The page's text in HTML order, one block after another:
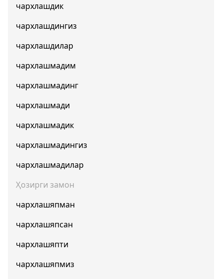
чархлашдик
чархлашдингиз
чархлашдилар
чархлашмадим
чархлашмадинг
чархлашмади
чархлашмадик
чархлашмадингиз
чархлашмадилар
Ҳозирги замон
чархлашяпман
чархлашяпсан
чархлашяпти
чархлашяпмиз